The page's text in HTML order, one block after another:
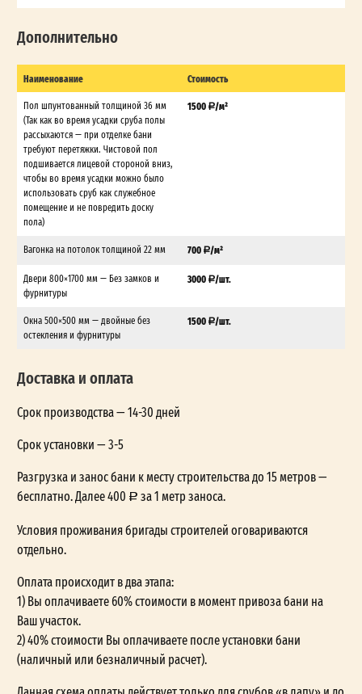
Дополнительно
Наименование Стоимость
Пол шпунтованный толщиной 36 мм
(Так как во время усадки сруба полы
рассыхаются — при отделке бани
требуют перетяжки. Чистовой пол
подшивается лицевой стороной вниз,
чтобы во время усадки можно было
использовать сруб как служебное
помещение и не повредить доску
пола)
1500 /м²
Вагонка на потолок толщиной 22 мм 700 /м²
Двери 800×1700 мм — Без замков и
фурнитуры
3000 /шт.
Окна 500×500 мм — двойные без
остекления и фурнитуры
1500 /шт.
Доставка и оплата
Срок производства — 14-30 дней
Срок установки — 3-5
Разгрузка и занос бани к месту строительства до 15 метров —
бесплатно. Далее 400
за 1 метр заноса.
Условия проживания бригады строителей оговариваются
отдельно.
Оплата происходит в два этапа:
1) Вы оплачиваете 60% стоимости в момент привоза бани на
Ваш участок.
2) 40% стоимости Вы оплачиваете после установки бани
(наличный или безналичный расчет).